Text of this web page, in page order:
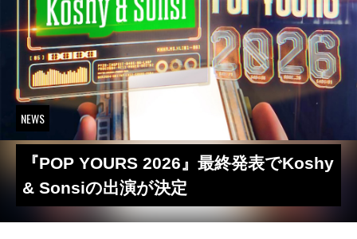
NEWS
『POP YOURS 2026』最終発表でKoshy
& Sonsiの出演が決定